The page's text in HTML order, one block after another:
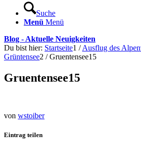
Suche
Menü Menü
Blog - Aktuelle Neuigkeiten
Du bist hier: Startseite1 / Ausflug des
Grüntensee2 / Gruentensee15
Gruentensee15
von wstoiber
Eintrag teilen